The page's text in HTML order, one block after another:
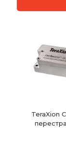
TeraXion